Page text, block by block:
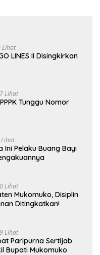
Lihat
LINES II Disingkirkan
Lihat
Tunggu Nomor
Ini Pelaku Buang Bayi
Lihat
Mukomuko, Disiplin
Ditingkatkan!
Lihat
Paripurna Sertijab
Bupati Mukomuko